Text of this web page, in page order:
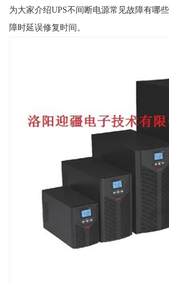
为大家介绍UPS不间断电源常见故障有哪
障时延误修复时间。